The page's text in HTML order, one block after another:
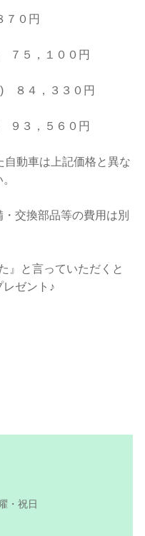
０円
７５，１００円
) ８４，３３０円
９３，５６０円
動車は上記価格と異な
交換部品等の費用は別
』と言っていただくと
レゼント♪
・祝日